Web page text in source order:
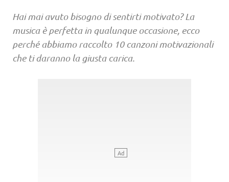
Hai mai avuto bisogno di sentirti motivato? La
musica è perfetta in qualunque occasione, ecco
perché abbiamo raccolto 10 canzoni motivazionali
che ti daranno la giusta carica.